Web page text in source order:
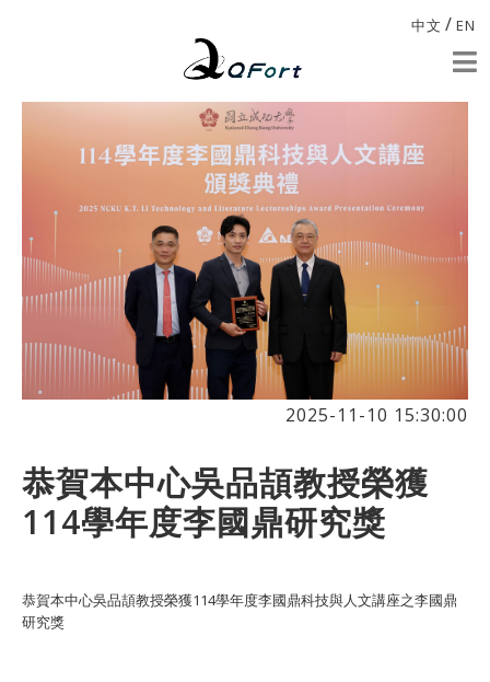
中文 / EN
2025-11-10 15:30:00
恭賀本中心吳品頡教授榮獲
114學年度李國鼎研究獎
恭賀本中心吳品頡教授榮獲114學年度李國鼎科技與人文講座之李國鼎
研究獎